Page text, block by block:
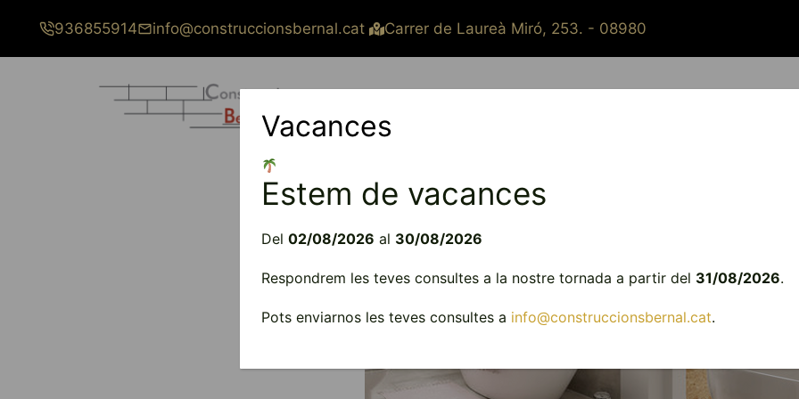
contingut
936855914 info@construccionsbernal.cat Carrer de Laureà Miró, 253. - 08980
Vacances
Estem de vacances
Del 02/08/2026 al 30/08/2026
Respondrem les teves consultes a la nostre tornada a partir del 31/08/2026.
Pots enviarnos les teves consultes a info@construccionsbernal.cat.